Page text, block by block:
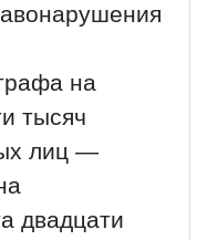
на
тысяч
лиц —
двадцати